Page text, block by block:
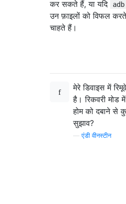
कर सकते हैं, या यदि
उन फ़ाइलों को विफल
चाहते हैं।
मेरे डिवाइस में
है। रिकवरी मोड
होम को दबाने से
सुझाव?
—एंडी वीनस्टीन